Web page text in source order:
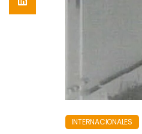
INTERNACIONALES